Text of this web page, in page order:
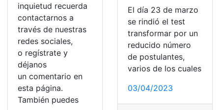
inquietud recuerda
contactarnos a
través de nuestras
redes sociales,
o regístrate y
déjanos
un comentario en
esta página.
También puedes
El día 23 de marzo
se rindió el test
transformar por un
reducido número
de postulantes,
varios de los cuales
03/04/2023